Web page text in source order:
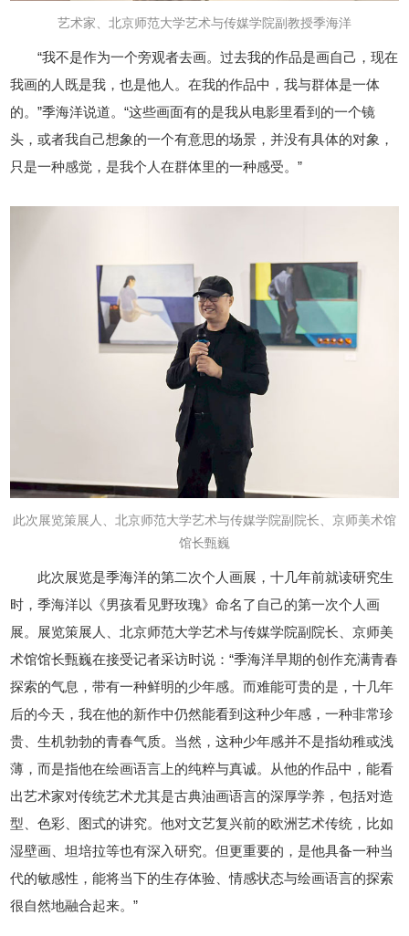
艺术家、北京师范大学艺术与传媒学院副教授季海洋
“我不是作为一个旁观者去画。过去我的作品是画自己，现在
我画的人既是我，也是他人。在我的作品中，我与群体是一体
的。”季海洋说道。“这些画面有的是我从电影里看到的一个镜
头，或者我自己想象的一个有意思的场景，并没有具体的对象，
只是一种感觉，是我个人在群体里的一种感受。”
此次展览策展人、北京师范大学艺术与传媒学院副院长、京师美术馆
馆长甄巍
此次展览是季海洋的第二次个人画展，十几年前就读研究生
时，季海洋以《男孩看见野玫瑰》命名了自己的第一次个人画
展。展览策展人、北京师范大学艺术与传媒学院副院长、京师美
术馆馆长甄巍在接受记者采访时说：“季海洋早期的创作充满青春
探索的气息，带有一种鲜明的少年感。而难能可贵的是，十几年
后的今天，我在他的新作中仍然能看到这种少年感，一种非常珍
贵、生机勃勃的青春气质。当然，这种少年感并不是指幼稚或浅
薄，而是指他在绘画语言上的纯粹与真诚。从他的作品中，能看
出艺术家对传统艺术尤其是古典油画语言的深厚学养，包括对造
型、色彩、图式的讲究。他对文艺复兴前的欧洲艺术传统，比如
湿壁画、坦培拉等也有深入研究。但更重要的，是他具备一种当
代的敏感性，能将当下的生存体验、情感状态与绘画语言的探索
很自然地融合起来。”